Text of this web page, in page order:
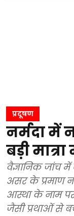
प्रदूषण
नर्मदा में
बड़ी
वैज्ञानिक जांच
असर के प्रमाण
आस्था के नाम पर
जैसी प्रथाओं से